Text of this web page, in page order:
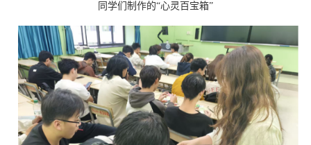
同学们制作的“心灵百宝箱”